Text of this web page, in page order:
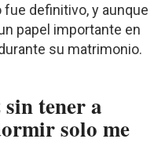
definitivo, y aunque
papel importante en
su matrimonio.
tener a
solo me